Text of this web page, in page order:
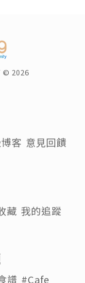
© 2026
客 意見回饋
藏 我的追蹤
譜 #Cafe